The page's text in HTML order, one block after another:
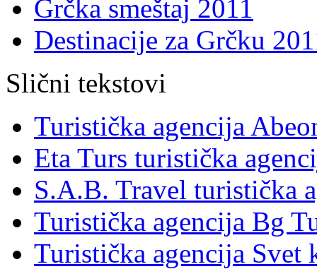
Grčka smeštaj 2011
Destinacije za Grčku
Slični tekstovi
Turistička agencija
Eta Turs turistička
S.A.B. Travel turistička
Turistička agencija Bg
Turistička agencija Svet